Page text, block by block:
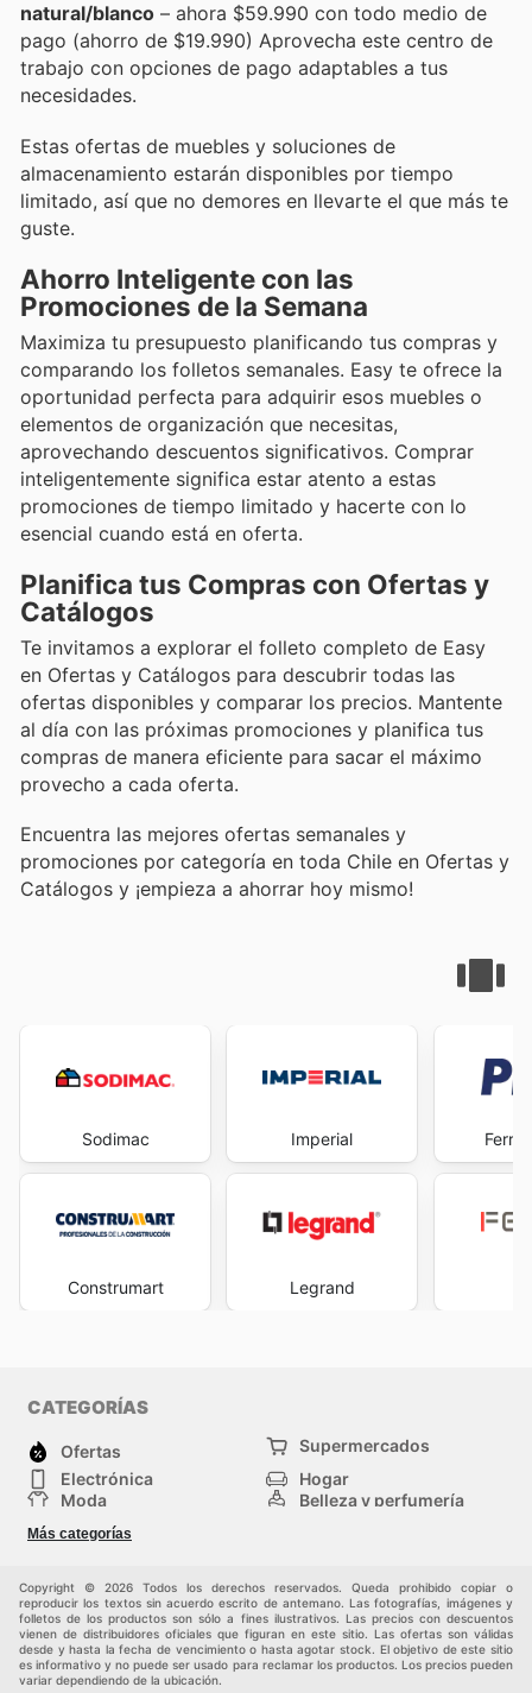
natural/blanco – ahora $59.990 con todo medio de
pago (ahorro de $19.990) Aprovecha este centro de
trabajo con opciones de pago adaptables a tus
necesidades.
Estas ofertas de muebles y soluciones de
almacenamiento estarán disponibles por tiempo
limitado, así que no demores en llevarte el que más te
guste.
Ahorro Inteligente con las
Promociones de la Semana
Maximiza tu presupuesto planificando tus compras y
comparando los folletos semanales. Easy te ofrece la
oportunidad perfecta para adquirir esos muebles o
elementos de organización que necesitas,
aprovechando descuentos significativos. Comprar
inteligentemente significa estar atento a estas
promociones de tiempo limitado y hacerte con lo
esencial cuando está en oferta.
Planifica tus Compras con Ofertas y
Catálogos
Te invitamos a explorar el folleto completo de Easy
en Ofertas y Catálogos para descubrir todas las
ofertas disponibles y comparar los precios. Mantente
al día con las próximas promociones y planifica tus
compras de manera eficiente para sacar el máximo
provecho a cada oferta.
Encuentra las mejores ofertas semanales y
promociones por categoría en toda Chile en Ofertas y
Catálogos y ¡empieza a ahorrar hoy mismo!
Sodimac
Construmart
Imperial
Legrand
CATEGORÍAS
Ofertas
Supermercados
Electrónica
Hogar
Moda
Belleza y perfumería
Deporte
Más categorías
Copyright © 2026 Todos los derechos reservados. Queda prohibido copiar o
reproducir los textos sin acuerdo escrito de antemano. Las fotografías, imágenes y
folletos de los productos son sólo a fines ilustrativos. Las precios con descuentos
vienen de distribuidores oficiales que figuran en este sitio. Las ofertas son válidas
desde y hasta la fecha de vencimiento o hasta agotar stock. El objetivo de este sitio
es informativo y no puede ser usado para reclamar los productos. Los precios pueden
variar dependiendo de la ubicación.